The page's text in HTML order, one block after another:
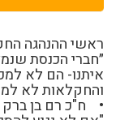
ראשי ההנהגה
״חברי הכנסת
איתנו- הם לא
והחקלאות לא
• ח"כ רם בן ברק